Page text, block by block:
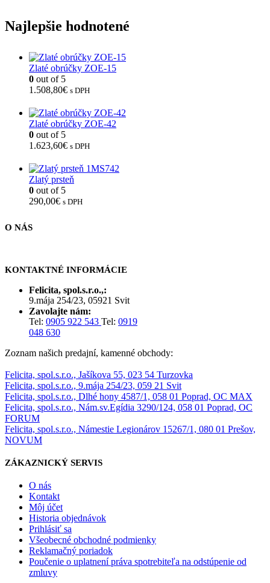
Najlepšie hodnotené
Zlaté obrúčky ZOE-15
0 out of 5
1.508,80€ s DPH
Zlaté obrúčky ZOE-42
0 out of 5
1.623,60€ s DPH
Zlatý prsteň
0 out of 5
290,00€ s DPH
O NÁS
KONTAKTNÉ INFORMÁCIE
Felicita, spol.s.r.o.,:
9.mája 254/23, 05921 Svit
Zavolajte nám:
Tel: 0905 922 543 Tel: 0919
048 630
Zoznam našich predajní, kamenné obchody:
Felicita, spol.s.r.o., Jašíkova 55, 023 54 Turzovka
Felicita, spol.s.r.o., 9.mája 254/23, 059 21 Svit
Felicita, spol.s.r.o., Dlhé hony 4587/1, 058 01 Poprad, OC MAX
Felicita, spol.s.r.o., Nám.sv.Egídia 3290/124, 058 01 Poprad, OC
FORUM
Felicita, spol.s.r.o., Námestie Legionárov 15267/1, 080 01 Prešov,
NOVUM
ZÁKAZNICKÝ SERVIS
O nás
Kontakt
Môj účet
Historia objednávok
Prihlásiť sa
Všeobecné obchodné podmienky
Reklamačný poriadok
Poučenie o uplatnení práva spotrebiteľa na odstúpenie od
zmluvy